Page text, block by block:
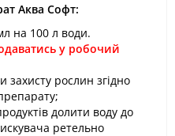
Аква Софт:
на 100 л води.
у робочий
захисту рослин згідно
долити воду до
ретельно